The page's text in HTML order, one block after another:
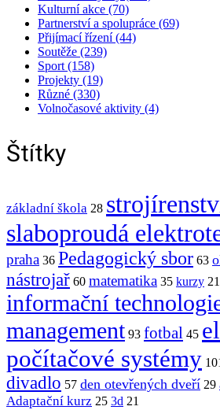
Kulturní akce (70)
Partnerství a spolupráce (69)
Přijímací řízení (44)
Soutěže (239)
Sport (158)
Projekty (19)
Různé (330)
Volnočasové aktivity (4)
Štítky
základní škola 28
slaboproudá
praha 36 Pedagogický sbor 63
nástrojař 60 matematika 35 kurzy 21
informační
management 93 fotbal 45
počítačové systémy
divadlo 57 den otevřených dveří 29
Adaptační kurz 25 3d 21